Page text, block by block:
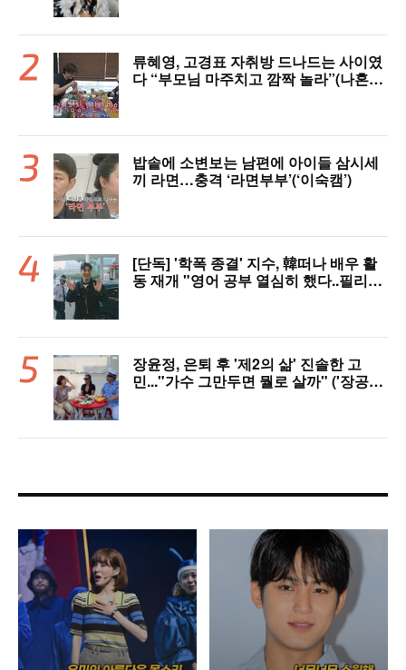
류혜영, 고경표 자취방 드나드는 사이였
다 “부모님 마주치고 깜짝 놀라”(나혼자
밥솥에 소변보는 남편에 아이들 삼시세
끼 라면…충격 ‘라면부부’(‘이숙캠’)
[단독] '학폭 종결' 지수, 韓떠나 배우 활
동 재개 "영어 공부 열심히 했다..필리핀
장윤정, 은퇴 후 '제2의 삶' 진솔한 고
민..."가수 그만두면 뭘로 살까" ('장공장